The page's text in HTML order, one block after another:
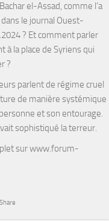
el-Assad, comme l’a
le journal Ouest-
? Et comment parler
à la place de Syriens qui
?
parlent de régime cruel
de manière systémique
et son entourage.
sophistiqué la terreur.
surwww.forum-
Share